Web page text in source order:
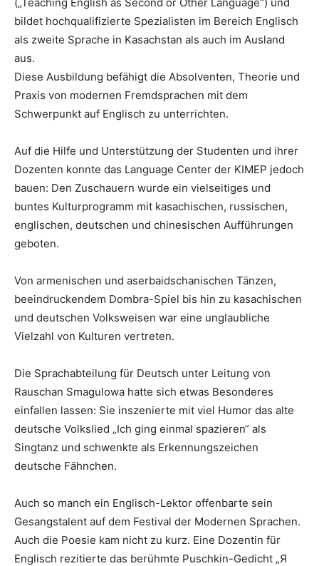
bildet hochqualifizierte Spezialisten im Bereich Englisch
als zweite Sprache in Kasachstan als auch im Ausland
aus.
Diese Ausbildung befähigt die Absolventen, Theorie und
Praxis von modernen Fremdsprachen mit dem
Schwerpunkt auf Englisch zu unterrichten.
Auf die Hilfe und Unterstützung der Studenten und ihrer
Dozenten konnte das Language Center der KIMEP jedoch
bauen: Den Zuschauern wurde ein vielseitiges und
buntes Kulturprogramm mit kasachischen, russischen,
englischen, deutschen und chinesischen Aufführungen
geboten.
Von armenischen und aserbaidschanischen Tänzen,
beeindruckendem Dombra-Spiel bis hin zu kasachischen
und deutschen Volksweisen war eine unglaubliche
Vielzahl von Kulturen vertreten.
Die Sprachabteilung für Deutsch unter Leitung von
Rauschan Smagulowa hatte sich etwas Besonderes
einfallen lassen: Sie inszenierte mit viel Humor das alte
deutsche Volkslied „Ich ging einmal spazieren“ als
Singtanz und schwenkte als Erkennungszeichen
deutsche Fähnchen.
Auch so manch ein Englisch-Lektor offenbarte sein
Gesangstalent auf dem Festival der Modernen Sprachen.
Auch die Poesie kam nicht zu kurz. Eine Dozentin für
Englisch rezitierte das berühmte Puschkin-Gedicht „Я